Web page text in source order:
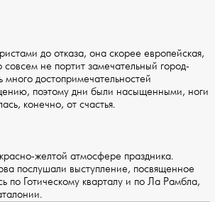
до отказа, она скорее европейская,
совсем не портит замечательный город-
много достопримечательностей
поэтому дни были насыщенными, ноги
конечно, от счастья.
желтой атмосфере праздника.
послушали выступление, посвященное
по Готическому кварталу и по Ла Рамбла,